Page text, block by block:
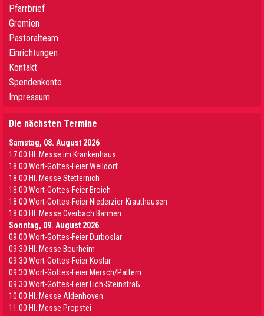
Pfarrbrief
Gremien
Pastoralteam
Einrichtungen
Kontakt
Spendenkonto
Impressum
Die nächsten Termine
Samstag, 08. August 2026
17.00 Hl. Messe im Krankenhaus
18.00 Wort-Gottes-Feier Welldorf
18.00 Hl. Messe Stetternich
18.00 Wort-Gottes-Feier Broich
18.00 Wort-Gottes-Feier Niederzier-Krauthausen
18.00 Hl. Messe Overbach Barmen
Sonntag, 09. August 2026
09.00 Wort-Gottes-Feier Dürboslar
09.30 HI. Messe Bourheim
09.30 Wort-Gottes-Feier Koslar
09.30 Wort-Gottes-Feier Mersch/Pattern
09.30 Wort-Gottes-Feier Lich-Steinstraß
10.00 Hl. Messe Aldenhoven
11.00 Hl. Messe Propstei